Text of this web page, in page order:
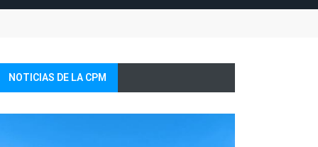
NOTICIAS DE LA CPM